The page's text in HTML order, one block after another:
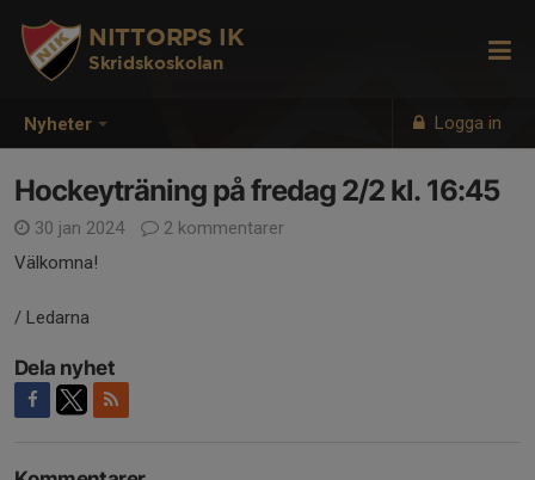
Nyheter Logga in
NITTORPS IK
Skridskoskolan
Hockeyträning på fredag 2/2 kl. 16:45
30 jan 2024
2 kommentarer
Välkomna!
/ Ledarna
Dela nyhet